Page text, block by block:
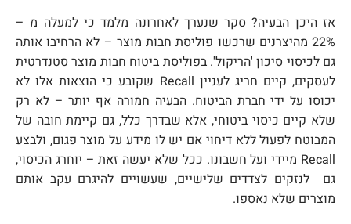
אז היכן הבעיה? סקר שנערך לאחרונה מלמד כי למעלה מ –
22% מהיצרנים שרכשו פוליסת חבות מוצר – לא הרחיבו אותה
גם לכיסוי סיכון 'הריקול'. בפוליסת ביטוח חבות מוצר סטנדרטית
לעסקים, קיים חריג לעניין Recall שקובע כי הוצאות אלו לא
יכוסו על ידי חברת הביטוח. הבעיה חמורה אף יותר – לא רק
שלא קיים כיסוי ביטוחי, אלא שבדרך כלל, גם קיימת חובה של
המבוטח לפעול ללא דיחוי אם יש לו מידע על מוצר פגום, ולבצע
Recall מיידי ועל חשבונו. ככל שלא יעשה זאת – יוחרג הכיסוי,
גם לנזקים לצדדים שלישיים, שעשויים להיגרם עקב אותם
מוצרים שלא נאספו.